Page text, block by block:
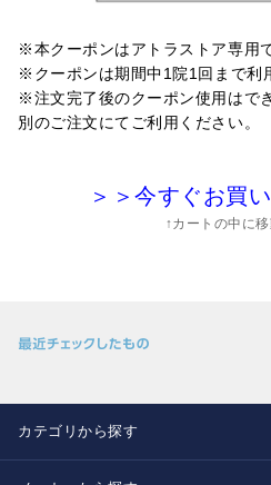
※本クーポンはアトラストア専用で
※クーポンは期間中1院1回まで利
※注文完了後のクーポン使用はで
別のご注文にてご利用ください。
＞＞今すぐお買
↑カートの中に
カテゴリから探す